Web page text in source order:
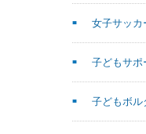
女子サッカ
子どもサポ
子どもボル